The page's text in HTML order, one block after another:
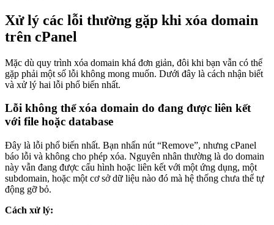
Xử lý các lỗi thường gặp khi xóa domain
trên cPanel
Mặc dù quy trình xóa domain khá đơn giản, đôi khi bạn vẫn có thể
gặp phải một số lỗi không mong muốn. Dưới đây là cách nhận biết
và xử lý hai lỗi phổ biến nhất.
Lỗi không thể xóa domain do đang được liên kết
với file hoặc database
Đây là lỗi phổ biến nhất. Bạn nhấn nút “Remove”, nhưng cPanel
báo lỗi và không cho phép xóa. Nguyên nhân thường là do domain
này vẫn đang được cấu hình hoặc liên kết với một ứng dụng, một
subdomain, hoặc một cơ sở dữ liệu nào đó mà hệ thống chưa thể tự
động gỡ bỏ.
Cách xử lý: